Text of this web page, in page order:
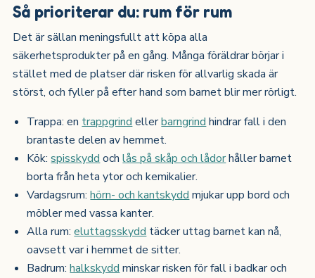
Så prioriterar du: rum för rum
Det är sällan meningsfullt att köpa alla
säkerhetsprodukter på en gång. Många föräldrar börjar i
stället med de platser där risken för allvarlig skada är
störst, och fyller på efter hand som barnet blir mer rörligt.
Trappa: en trappgrind ellerbarngrind hindrar fall i den
brantaste delen av hemmet.
Kök:spisskydd ochlås på skåp och lådorhåller barnet
borta från heta ytor och kemikalier.
Vardagsrum:hörn- och kantskydd mjukar upp bord och
möbler med vassa kanter.
Alla rum:eluttagsskydd täcker uttag barnet kan nå,
oavsett var i hemmet de sitter.
Badrum:halkskydd minskar risken för fall i badkar och